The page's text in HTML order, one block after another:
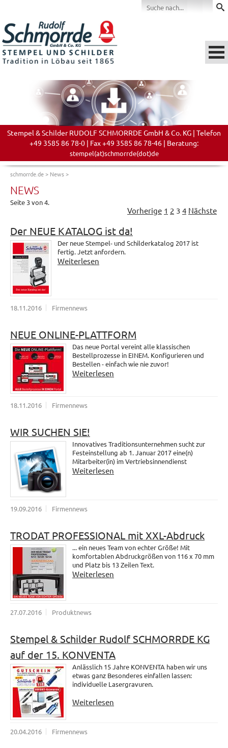
Stempel & Schilder RUDOLF SCHMORRDE GmbH & Co. KG | Telefon
+49 3585 86 78-0 | Fax +49 3585 86 78-46 | Beratung:
stempel(at)schmorrde(dot)de
schmorrde.de> News>
NEWS
Seite 3 von 4.
Vorherige 1 2 3 4 Nächste
Der NEUE KATALOG ist da!
Der neue Stempel- und Schilderkatalog 2017 ist
fertig. Jetzt anfordern.
Weiterlesen
18.11.2016 Firmennews
NEUE ONLINE-PLATTFORM
Das neue Portal vereint alle klassischen
Bestellprozesse in EINEM. Konfigurieren und
Bestellen - einfach wie nie zuvor!
Weiterlesen
18.11.2016 Firmennews
WIR SUCHEN SIE!
Innovatives Traditionsunternehmen sucht zur
Festeinstellung ab 1. Januar 2017 eine(n)
Mitarbeiter(in) im Vertriebsinnendienst
Weiterlesen
19.09.2016 Firmennews
TRODAT PROFESSIONAL mit XXL-Abdruck
... ein neues Team von echter Größe! Mit
komfortablen Abdruckgrößen von 116 x 70 mm
und Platz bis 13 Zeilen Text.
Weiterlesen
27.07.2016 Produktnews
Stempel & Schilder Rudolf SCHMORRDE KG
auf der 15. KONVENTA
Anlässlich 15 Jahre KONVENTA haben wir uns
etwas ganz Besonderes einfallen lassen:
individuelle Lasergravuren.
Weiterlesen
20.04.2016 Firmennews